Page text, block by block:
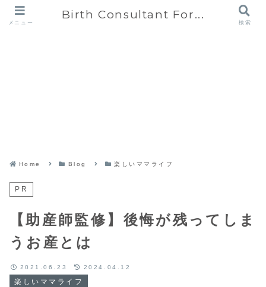
Home Blog 楽しいママライフ
PR
【助産師監修】後悔が残ってしま
うお産とは
楽しいママライフ
2021.06.23 2024.04.12
メニュー
Birth Consultant For...
検索